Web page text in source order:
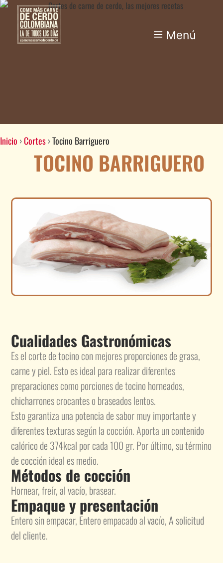
Inicio ›Cortes›Tocino Barriguero
TOCINO BARRIGUERO
Cualidades Gastronómicas
Es el corte de tocino con mejores proporciones de grasa,
carne y piel. Esto es ideal para realizar diferentes
preparaciones como porciones de tocino horneados,
chicharrones crocantes o braseados lentos.
Esto garantiza una potencia de sabor muy importante y
diferentes texturas según la cocción. Aporta un contenido
calórico de 374kcal por cada 100 gr. Por último, su término
de cocción ideal es medio.
Métodos de cocción
Hornear, freír, al vacío, brasear.
Empaque y presentación
Entero sin empacar, Entero empacado al vacío, A solicitud
del cliente.